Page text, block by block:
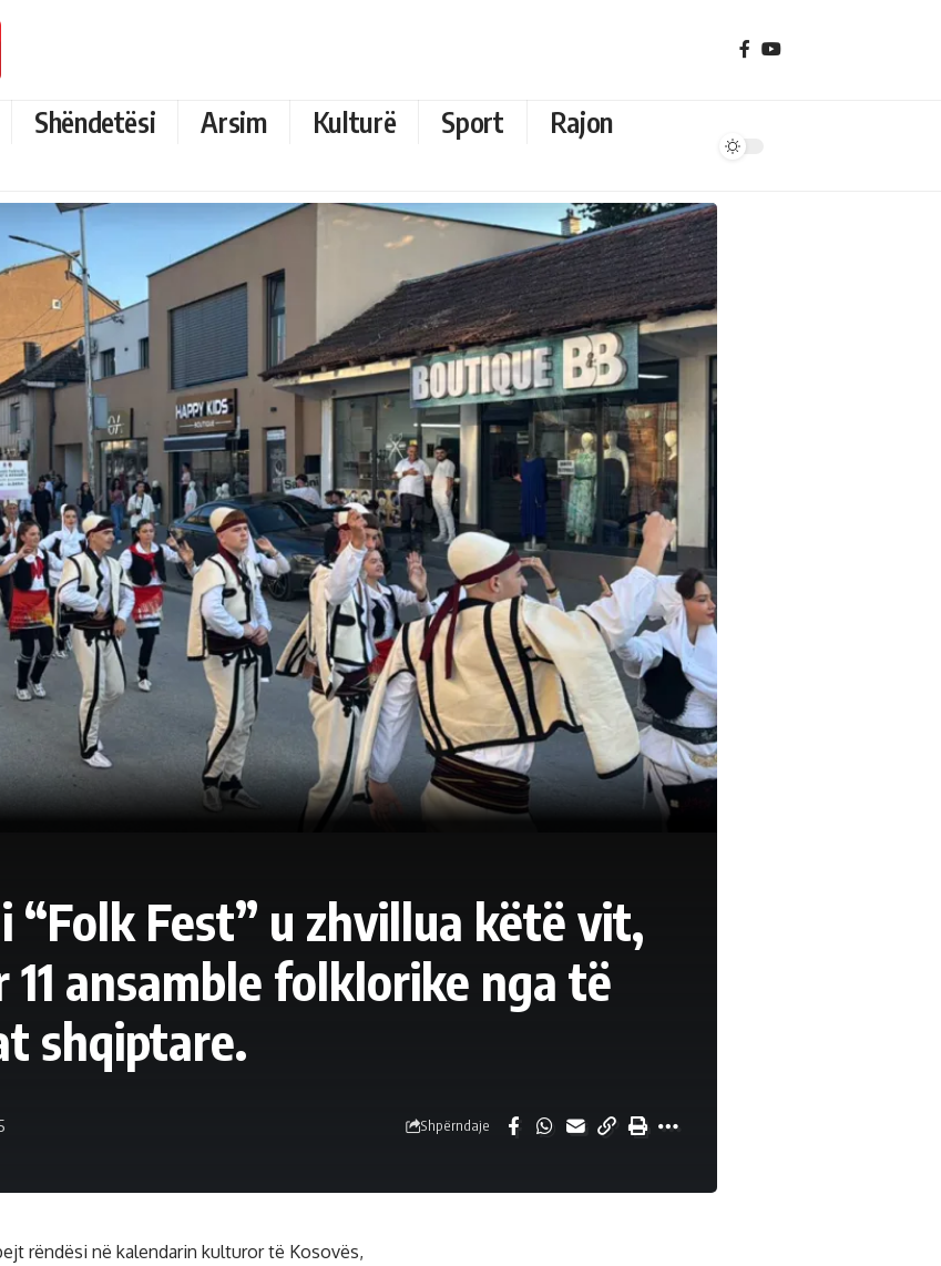
Shëndetësi Arsim Kulturë Sport
Rajon
“Folk Fest” u zhvillua këtë vit,
11 ansamble folklorike nga të
shqiptare.
Shpërndaje
rëndësi në kalendarin kulturor të Kosovës,